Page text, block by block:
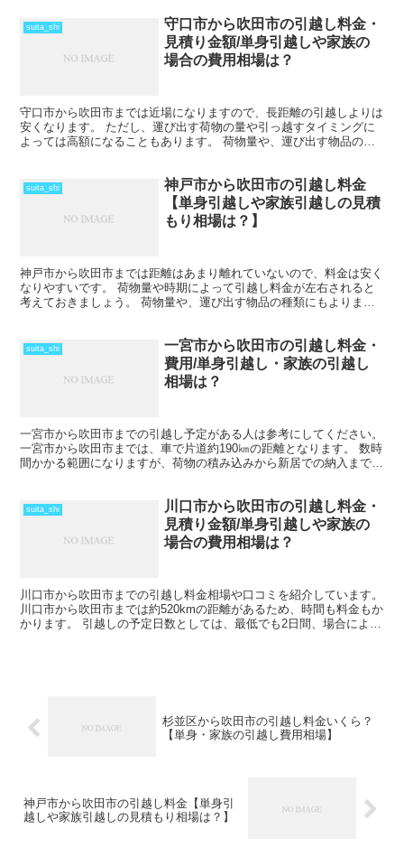
suita_shi
守口市から吹田市の引越し料金・
見積り金額/単身引越しや家族の
場合の費用相場は？
守口市から吹田市までは近場になりますので、長距離の引越しよりは
安くなります。 ただし、運び出す荷物の量や引っ越すタイミングに
よっては高額になることもあります。 荷物量や、運び出す物品の種
suita_shi
神戸市から吹田市の引越し料金
【単身引越しや家族引越しの見積
もり相場は？】
神戸市から吹田市までは距離はあまり離れていないので、料金は安く
なりやすいです。 荷物量や時期によって引越し料金が左右されると
考えておきましょう。 荷物量や、運び出す物品の種類にもよります
suita_shi
一宮市から吹田市の引越し料金・
費用/単身引越し・家族の引越し
相場は？
一宮市から吹田市までの引越し予定がある人は参考にしてください。
一宮市から吹田市までは、車で片道約190㎞の距離となります。 数時
間かかる範囲になりますが、荷物の積み込みから新居での納入までを
suita_shi
川口市から吹田市の引越し料金・
見積り金額/単身引越しや家族の
場合の費用相場は？
川口市から吹田市までの引越し料金相場や口コミを紹介しています。
川口市から吹田市までは約520kmの距離があるため、時間も料金もか
かります。 引越しの予定日数としては、最低でも2日間、場合によっ
杉並区から吹田市の引越し料金いくら？
【単身・家族の引越し費用相場】
神戸市から吹田市の引越し料金【単身引
越しや家族引越しの見積もり相場は？】